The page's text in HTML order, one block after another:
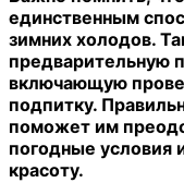
единственным
зимних холодов.
предварительную
включающую
подпитку.
поможет им
погодные условия
красоту.